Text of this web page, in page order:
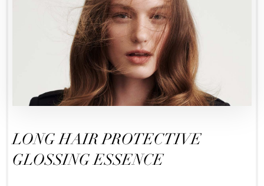
LONG HAIR PROTECTIVE
GLOSSING ESSENCE